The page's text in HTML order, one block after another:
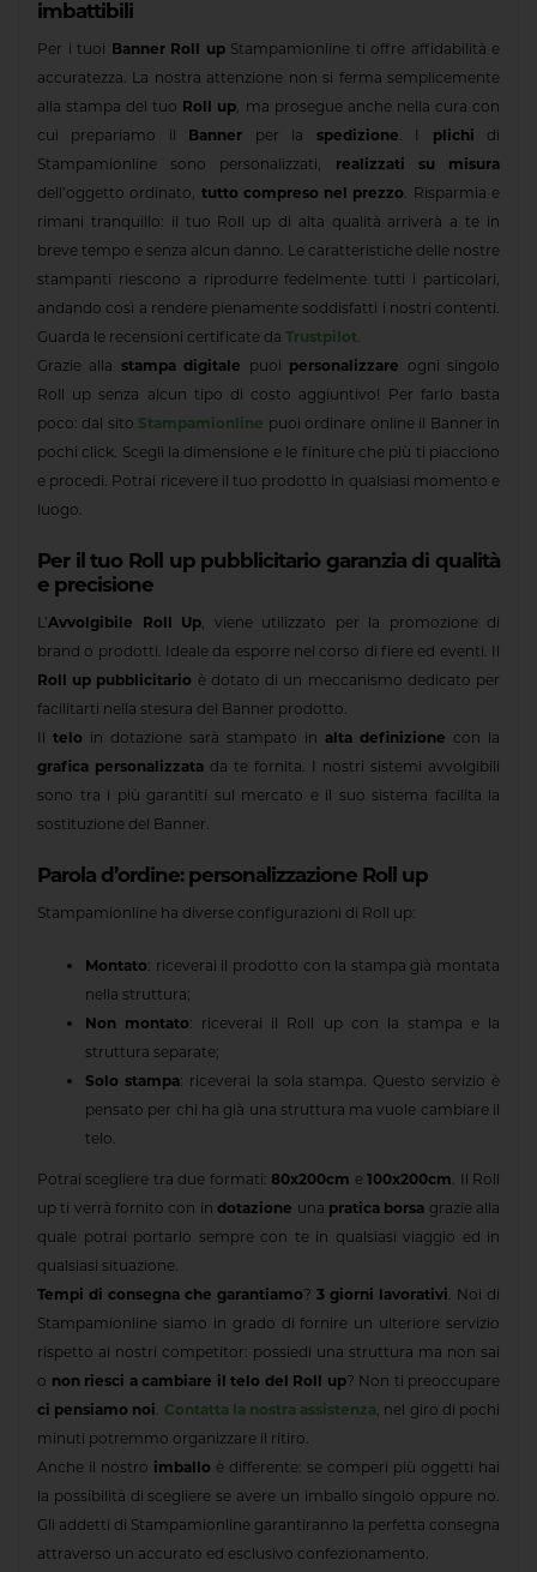
imbattibili
Per i tuoi Banner Roll upStampamionline ti offre affidabilità e
accuratezza. La nostra attenzione non si ferma semplicemente
alla stampa del tuo Roll up, ma prosegue anche nella cura con
cui prepariamo il Banner per la spedizione. I plichi di
Stampamionline sono personalizzati, realizzati su misura
dell’oggetto ordinato, tutto compreso nel prezzo. Risparmia e
rimani tranquillo: il tuo Roll up di alta qualità arriverà a te in
breve tempo e senza alcun danno. Le caratteristiche delle nostre
stampanti riescono a riprodurre fedelmente tutti i particolari,
andando così a rendere pienamente soddisfatti i nostri contenti.
Guarda le recensioni certificate da Trustpilot.
Grazie alla stampa digitale puoi personalizzare ogni singolo
Roll up senza alcun tipo di costo aggiuntivo! Per farlo basta
poco: dal sito Stampamionline puoi ordinare online il Banner in
pochi click. Scegli la dimensione e le finiture che più ti piacciono
e procedi. Potrai ricevere il tuo prodotto in qualsiasi momento e
luogo.
Per il tuo Roll up pubblicitario garanzia di qualità
e precisione
L’Avvolgibile Roll Up, viene utilizzato per la promozione di
brand o prodotti. Ideale da esporre nel corso di fiere ed eventi. Il
Roll up pubblicitario è dotato di un meccanismo dedicato per
facilitarti nella stesura del Banner prodotto.
Il telo in dotazione sarà stampato in alta definizione con la
grafica personalizzata da te fornita. I nostri sistemi avvolgibili
sono tra i più garantiti sul mercato e il suo sistema facilita la
sostituzione del Banner.
Parola d’ordine: personalizzazione Roll up
Stampamionline ha diverse configurazioni di Roll up:
Montato: riceverai il prodotto con la stampa già montata
nella struttura;
Non montato: riceverai il Roll up con la stampa e la
struttura separate;
Solo stampa: riceverai la sola stampa. Questo servizio è
pensato per chi ha già una struttura ma vuole cambiare il
telo.
Potrai scegliere tra due formati:80x200cm e100x200cm. Il Roll
up ti verrà fornito con indotazione una pratica borsa grazie alla
quale potrai portarlo sempre con te in qualsiasi viaggio ed in
qualsiasi situazione.
Tempi di consegna che garantiamo? 3 giorni lavorativi. Noi di
Stampamionline siamo in grado di fornire un ulteriore servizio
rispetto ai nostri competitor: possiedi una struttura ma non sai
o non riesci a cambiare il telo del Roll up? Non ti preoccupare
ci pensiamo noi. Contatta la nostra assistenza, nel giro di pochi
minuti potremmo organizzare il ritiro.
Anche il nostro imballo è differente: se comperi più oggetti hai
la possibilità di scegliere se avere un imballo singolo oppure no.
Gli addetti di Stampamionline garantiranno la perfetta consegna
attraverso un accurato ed esclusivo confezionamento.